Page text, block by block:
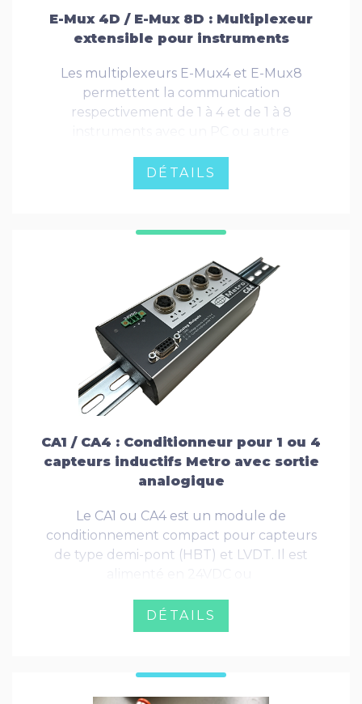
E-Mux 4D / E-Mux 8D : Multiplexeur
extensible pour instruments
Les multiplexeurs E-Mux4 et E-Mux8
permettent la communication
respectivement de 1 à 4 et de 1 à 8
RS 232 ou d'un port USB.
DÉTAILS
CA1 / CA4 : Conditionneur pour 1 ou 4
capteurs inductifs Metro avec sortie
analogique
Le CA1 ou CA4 est un module de
conditionnement compact pour capteurs
de type demi-pont (HBT) et LVDT. Il est
DÉTAILS